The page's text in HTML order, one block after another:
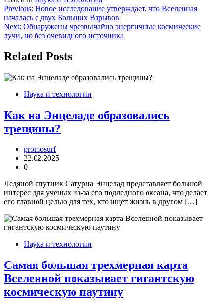
Навигация
по
записям
Previous: Новое исследование утверждает, что Вселенная
началась с двух Больших Взрывов
Next: Обнаружены чрезвычайно энергичные космические
лучи, но без очевидного источника
Related Posts
Наука и технологии
Как на Энцеладе образовались
трещины?
promosurf
22.02.2025
0
Ледяной спутник Сатурна Энцелад представляет большой
интерес для ученых из-за его подледного океана, что делает
его главной целью для тех, кто ищет жизнь в другом […]
Наука и технологии
Самая большая трехмерная карта
Вселенной показывает гигантскую
космическую паутину